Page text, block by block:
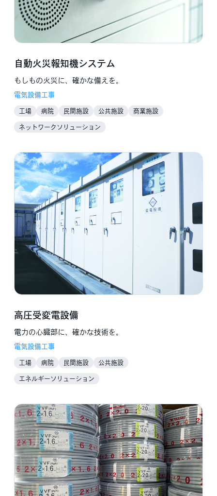
自動火災報知機システム
もしもの火災に、確かな備えを。
電気設備工事
工場 病院 民間施設 公共施設
商業施設
ネットワークソリューション
高圧受変電設備
電力の心臓部に、確かな技術を。
電気設備工事
工場 病院 民間施設 公共施設
エネルギーソリューション